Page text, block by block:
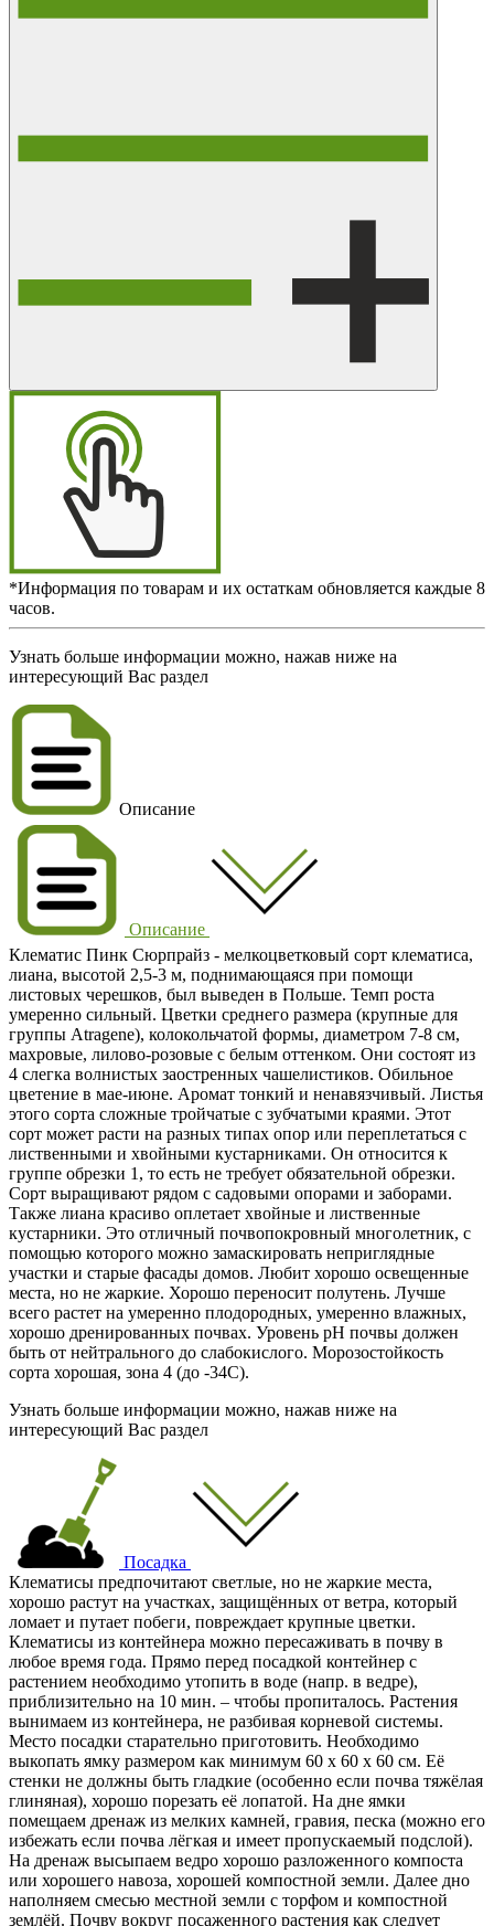
*Информация по товарам и их остаткам обновляется каждые 8
часов.
Узнать больше информации можно, нажав ниже на
интересующий Вас раздел
Описание
Описание
Клематис Пинк Сюрпрайз - мелкоцветковый сорт клематиса,
лиана, высотой 2,5-3 м, поднимающаяся при помощи
листовых черешков, был выведен в Польше. Темп роста
умеренно сильный. Цветки среднего размера (крупные для
группы Atragene), колокольчатой формы, диаметром 7-8 см,
махровые, лилово-розовые с белым оттенком. Они состоят из
4 слегка волнистых заостренных чашелистиков. Обильное
цветение в мае-июне. Аромат тонкий и ненавязчивый. Листья
этого сорта сложные тройчатые с зубчатыми краями. Этот
сорт может расти на разных типах опор или переплетаться с
лиственными и хвойными кустарниками. Он относится к
группе обрезки 1, то есть не требует обязательной обрезки.
Сорт выращивают рядом с садовыми опорами и заборами.
Также лиана красиво оплетает хвойные и лиственные
кустарники. Это отличный почвопокровный многолетник, с
помощью которого можно замаскировать неприглядные
участки и старые фасады домов. Любит хорошо освещенные
места, но не жаркие. Хорошо переносит полутень. Лучше
всего растет на умеренно плодородных, умеренно влажных,
хорошо дренированных почвах. Уровень pH почвы должен
быть от нейтрального до слабокислого. Морозостойкость
сорта хорошая, зона 4 (до -34С).
Узнать больше информации можно, нажав ниже на
интересующий Вас раздел
Посадка
Клематисы предпочитают светлые, но не жаркие места,
хорошо растут на участках, защищённых от ветра, который
ломает и путает побеги, повреждает крупные цветки.
Клематисы из контейнера можно пересаживать в почву в
любое время года. Прямо перед посадкой контейнер с
растением необходимо утопить в воде (напр. в ведре),
приблизительно на 10 мин. – чтобы пропиталось. Растения
вынимаем из контейнера, не разбивая корневой системы.
Место посадки старательно приготовить. Необходимо
выкопать ямку размером как минимум 60 x 60 x 60 cм. Её
стенки не должны быть гладкие (особенно если почва тяжёлая
глиняная), хорошо порезать её лопатой. На дне ямки
помещаем дренаж из мелких камней, гравия, песка (можно его
избежать если почва лёгкая и имеет пропускаемый подслой).
На дренаж высыпаем ведро хорошо разложенного компоста
или хорошего навоза, хорошей компостной земли. Далее дно
наполняем смесью местной земли с торфом и компостной
землёй. Почву вокруг посаженного растения как следует